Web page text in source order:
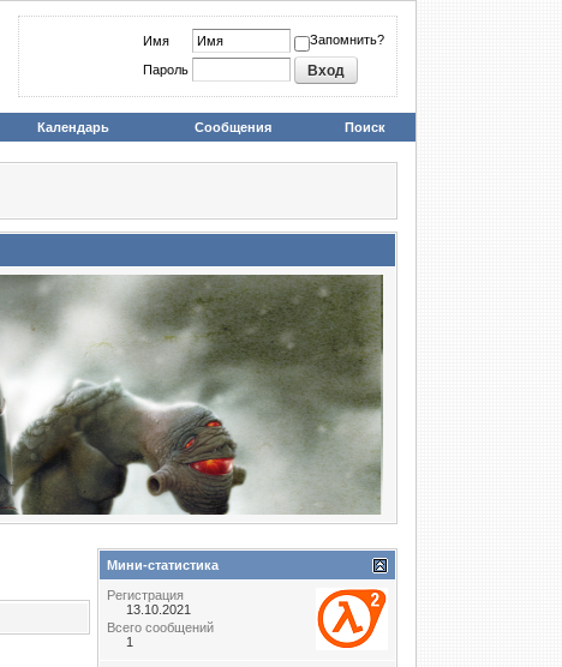
Имя Запомнить?
Пароль
Календарь Сообщения Поиск
Мини-статистика
Регистрация
13.10.2021
Всего сообщений
1